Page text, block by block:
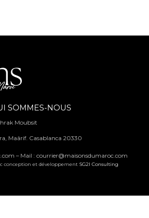
SOMMES-NOUS
Moubsit
Maârif. Casablanca 20330
– Mail : courrier@maisonsdumaroc.com
conception et développement SG2I Consulting